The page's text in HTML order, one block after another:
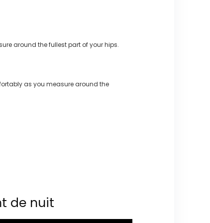
around the fullest part of your hips.
as you measure around the
de nuit